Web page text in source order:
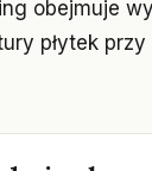
obejmuje
płytek